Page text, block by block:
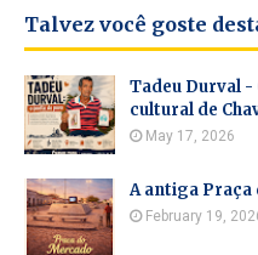
Talvez você goste
Tadeu Durval
cultural de
May 17, 2026
A antiga Praça
February 19,